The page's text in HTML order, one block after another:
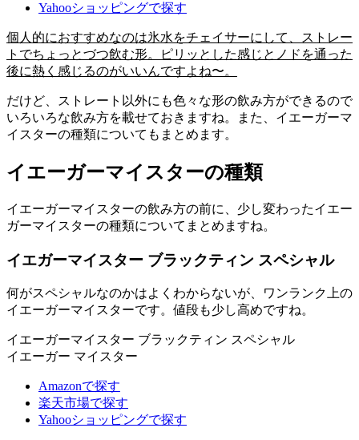
Yahooショッピングで探す
個人的におすすめなのは氷水をチェイサーにして、ストレー
トでちょっとづつ飲む形。ピリッとした感じとノドを通った
後に熱く感じるのがいいんですよね〜。
だけど、ストレート以外にも色々な形の飲み方ができるので
いろいろな飲み方を載せておきますね。また、イエーガーマ
イスターの種類についてもまとめます。
イエーガーマイスターの種類
イエーガーマイスターの飲み方の前に、少し変わったイエー
ガーマイスターの種類についてまとめますね。
イエガーマイスター ブラックティン スペシャル
何がスペシャルなのかはよくわからないが、ワンランク上の
イエーガーマイスターです。値段も少し高めですね。
イエーガーマイスター ブラックティン スペシャル
イエーガー マイスター
Amazonで探す
楽天市場で探す
Yahooショッピングで探す